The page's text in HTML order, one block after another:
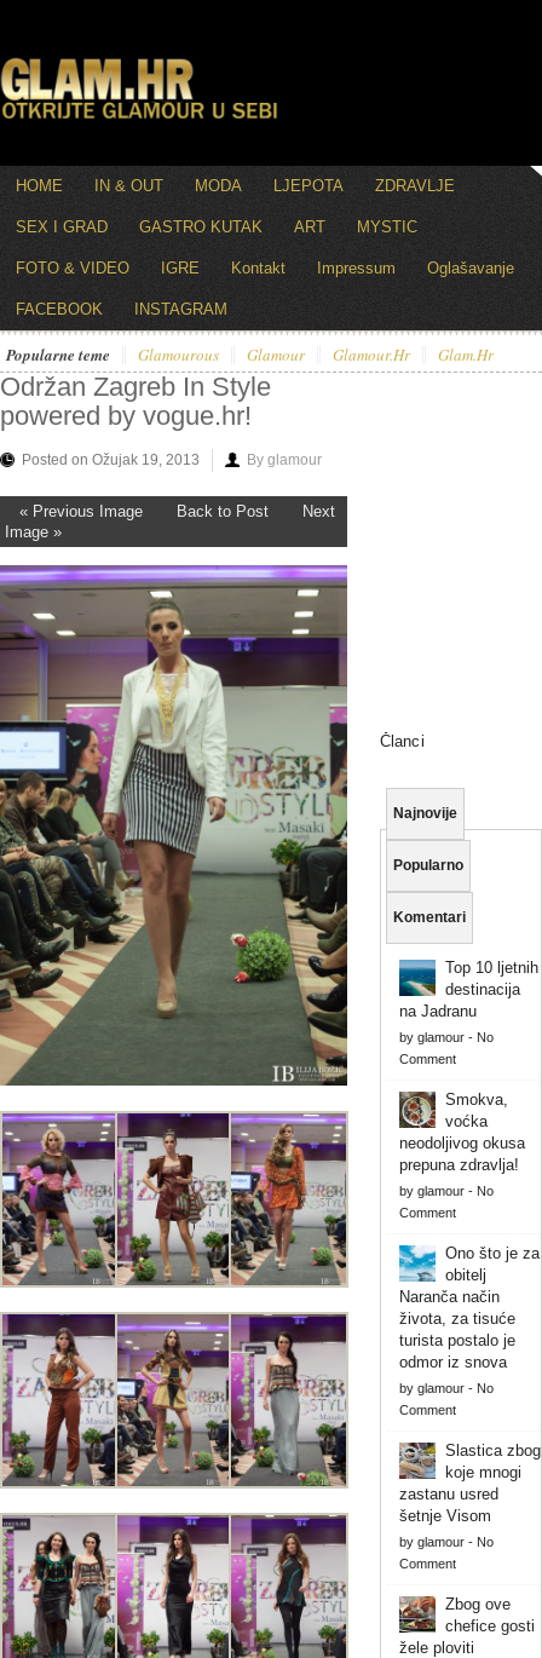
HOME IN & OUT MODA LJEPOTA ZDRAVLJE
SEX I GRAD GASTRO KUTAK ART MYSTIC
FOTO & VIDEO IGRE Kontakt Impressum Oglašavanje
FACEBOOK INSTAGRAM
Popularne teme Glamourous Glamour Glamour.hr Glam.hr
Održan Zagreb In Style
powered by vogue.hr!
Posted on Ožujak 19, 2013 By glamour
« Previous Image Back to Post
Next
Image »
Članci
Najnovije
Popularno
Komentari
Top 10 ljetnih
destinacija
na Jadranu
by glamour- No
Comment
Smokva,
voćka
neodoljivog okusa
prepuna zdravlja!
by glamour- No
Comment
Ono što je za
obitelj
Naranča način
života, za tisuće
turista postalo je
odmor iz snova
by glamour- No
Comment
Slastica zbog
koje mnogi
zastanu usred
šetnje Visom
by glamour- No
Comment
Zbog ove
chefice gosti
žele ploviti